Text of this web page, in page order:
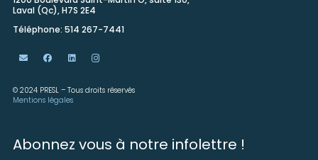
Laval (Qc), H7S 2E4
Téléphone: 514 267-7441
© 2024 PRESL – Tous droits réservés
Mentions légales
Abonnez vous à notre infolettre !